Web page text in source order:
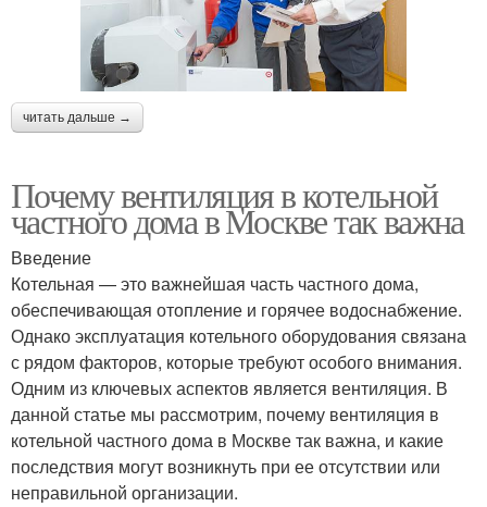
читать дальше →
Почему вентиляция в котельной
частного дома в Москве так важна
Введение
Котельная — это важнейшая часть частного дома,
обеспечивающая отопление и горячее водоснабжение.
Однако эксплуатация котельного оборудования связана
с рядом факторов, которые требуют особого внимания.
Одним из ключевых аспектов является вентиляция. В
данной статье мы рассмотрим, почему вентиляция в
котельной частного дома в Москве так важна, и какие
последствия могут возникнуть при ее отсутствии или
неправильной организации.